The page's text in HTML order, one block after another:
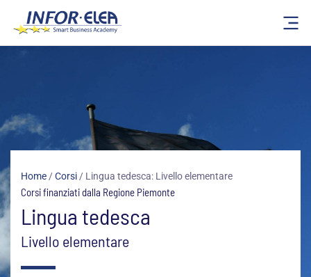
Home/Corsi/ Lingua tedesca: Livello elementare
Corsi finanziati dalla Regione Piemonte
Lingua tedesca
Livello elementare